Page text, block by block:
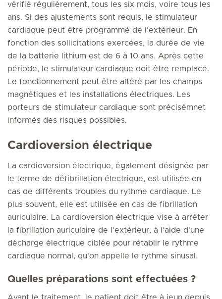
vérifié régulièrement, tous les six mois, voire tous les
ans. Si des ajustements sont requis, le stimulateur
cardiaque peut être programmé de l'extérieur. En
fonction des sollicitations exercées, la durée de vie
de la batterie lithium est de 6 à 10 ans. Après cette
période, le stimulateur cardiaque doit être remplacé.
Le fonctionnement peut être altéré par les champs
magnétiques et les installations électriques. Les
porteurs de stimulateur cardiaque sont précisémnet
informés des risques possibles.
Cardioversion électrique
La cardioversion électrique, également désignée par
le terme de défibrillation électrique, est utilisée en
cas de différents troubles du rythme cardiaque. Le
plus souvent, elle est utilisée en cas de fibrillation
auriculaire. La cardioversion électrique vise à arrêter
la fibrillation auriculaire de l'extérieur, à l'aide d'une
décharge électrique ciblée pour rétablir le rythme
cardiaque normal, qu'on appelle le rythme sinusal.
Quelles préparations sont effectuées ?